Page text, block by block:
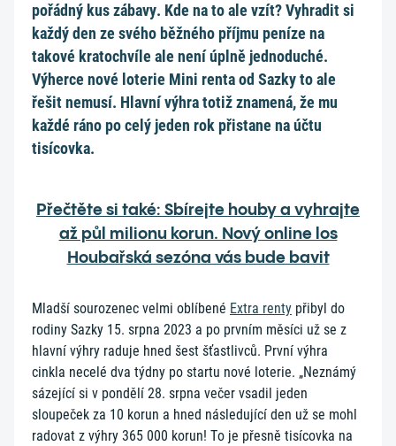
pořádný kus zábavy. Kde na to ale vzít? Vyhradit si
každý den ze svého běžného příjmu peníze na
takové kratochvíle ale není úplně jednoduché.
Výherce nové loterie Mini renta od Sazky to ale
řešit nemusí. Hlavní výhra totiž znamená, že mu
každé ráno po celý jeden rok přistane na účtu
tisícovka.
Přečtěte si také: Sbírejte houby a vyhrajte
až půl milionu korun. Nový online los
Houbařská sezóna vás bude bavit
Mladší sourozenec velmi oblíbené Extra renty přibyl do
rodiny Sazky 15. srpna 2023 a po prvním měsíci už se z
hlavní výhry raduje hned šest šťastlivců. První výhra
cinkla necelé dva týdny po startu nové loterie. „Neznámý
sázející si v pondělí 28. srpna večer vsadil jeden
sloupeček za 10 korun a hned následující den už se mohl
radovat z výhry 365 000 korun! To je přesně tisícovka na